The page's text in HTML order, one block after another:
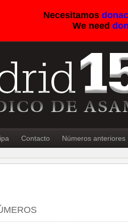
Necesitamos
We need
Contacto Números anteriores